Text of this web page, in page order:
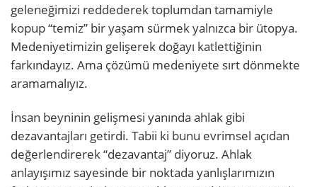
geleneğimizi reddederek toplumdan tamamiyle
kopup “temiz” bir yaşam sürmek yalnızca bir ütopya.
Medeniyetimizin gelişerek doğayı katlettiğinin
farkındayız. Ama çözümü medeniyete sırt dönmekte
aramamalıyız.
İnsan beyninin gelişmesi yanında ahlak gibi
dezavantajları getirdi. Tabii ki bunu evrimsel açıdan
değerlendirerek “dezavantaj” diyoruz. Ahlak
anlayışımız sayesinde bir noktada yanlışlarımızın